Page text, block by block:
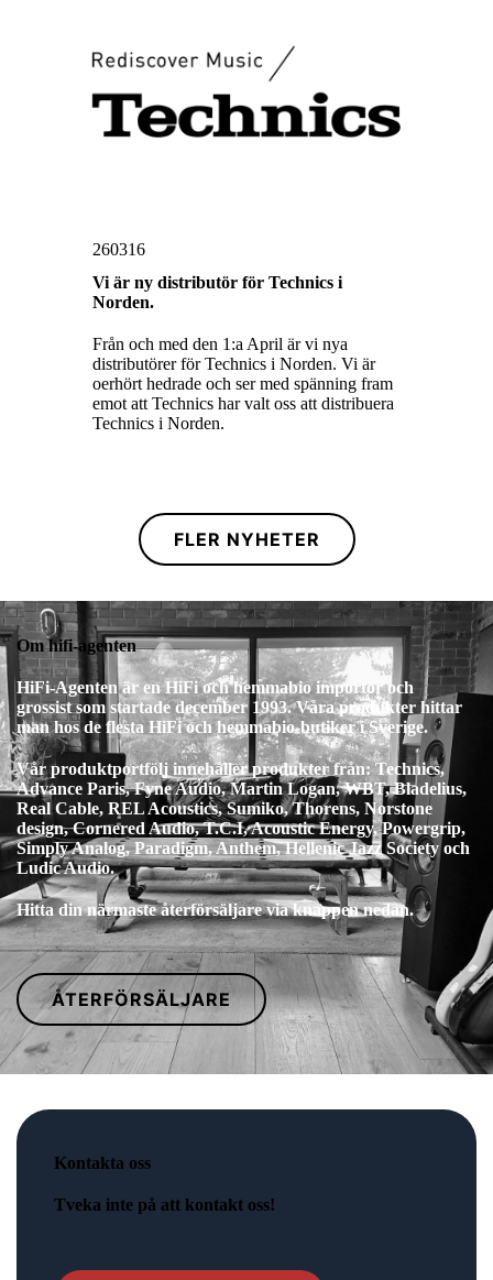
260316
Vi är ny distributör för Technics i
Norden.
Från och med den 1:a April är vi nya
distributörer för Technics i Norden. Vi är
oerhört hedrade och ser med spänning fram
emot att Technics har valt oss att distribuera
Technics i Norden.
FLER NYHETER
Om hifi-agenten
HiFi-Agenten är en HiFi och hemmabio importör och
grossist som startade december 1993. Våra produkter hittar
man hos de flesta HiFi och hemmabio-butiker i Sverige.
Vår produktportfölj innehåller produkter från: Technics,
Advance Paris, Fyne Audio, Martin Logan, WBT, Bladelius,
Real Cable, REL Acoustics, Sumiko, Thorens, Norstone
design, Cornered Audio, T.C.I, Acoustic Energy, Powergrip,
Simply Analog, Paradigm, Anthem, Hellenic Jazz Society och
Ludic Audio.
Hitta din närmaste återförsäljare via knappen nedan.
ÅTERFÖRSÄLJARE
Kontakta oss
Tveka inte på att kontakt oss!